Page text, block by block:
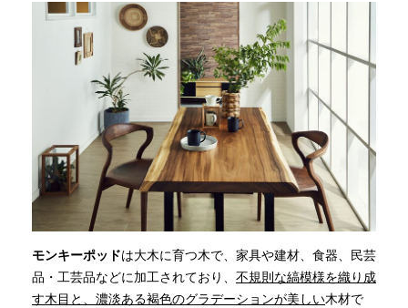
モンキーポッドは大木に育つ木で、家具や建材、食器、民芸
品・工芸品などに加工されており、 不規則な縞模様を織り成
す木目と、濃淡ある褐色のグラデーションが美しい木材で